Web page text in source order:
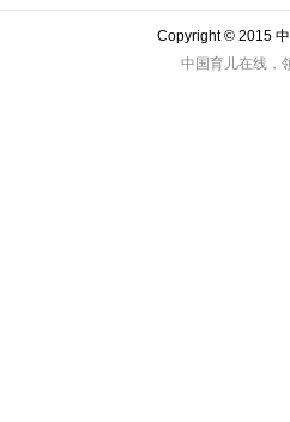
Copyright © 2015
中国育儿在线，